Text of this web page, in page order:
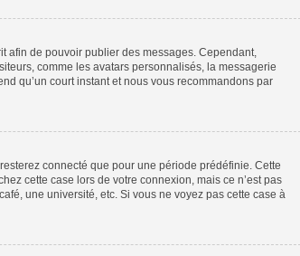
afin de pouvoir publier des messages. Cependant,
comme les avatars personnalisés, la messagerie
qu’un court instant et nous vous recommandons par
connecté que pour une période prédéfinie. Cette
cette case lors de votre connexion, mais ce n’est pas
une université, etc. Si vous ne voyez pas cette case à